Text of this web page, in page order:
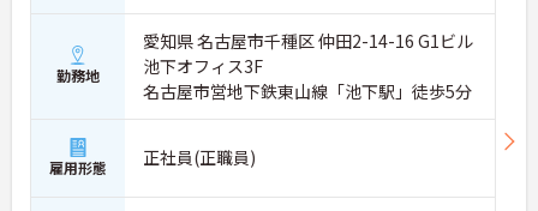
勤務地
愛知県 名古屋市千種区 仲田2-14-16 G1ビル
池下オフィス3F
名古屋市営地下鉄東山線「池下駅」徒歩5分
雇用形態 正社員(正職員)